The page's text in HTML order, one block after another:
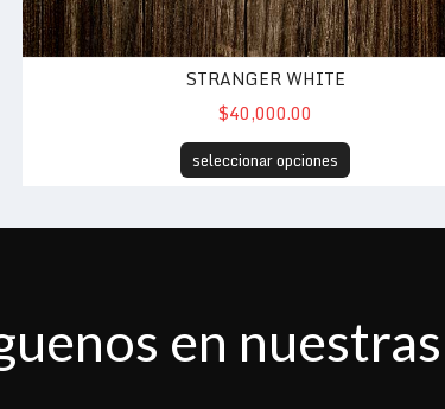
STRANGER WHITE
$40,000.00
seleccionar opciones
en